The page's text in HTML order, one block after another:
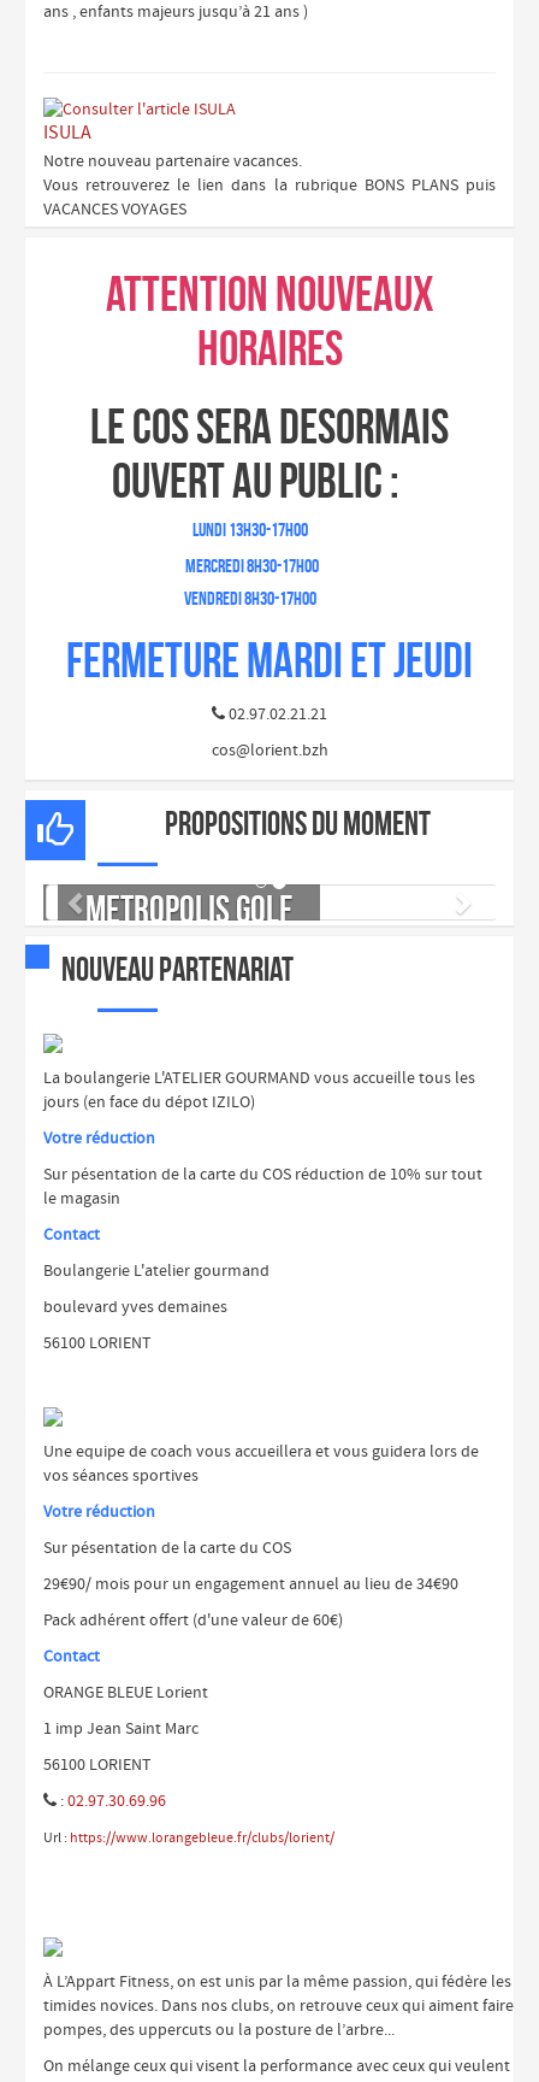
ans , enfants majeurs jusqu’à 21 ans )
ISULA
Notre nouveau partenaire vacances.
Vous retrouverez le lien dans la rubrique BONS PLANS puis
VACANCES VOYAGES
ATTENTION NOUVEAUX
horaireS
Le cos sera desormais
ouvert au public :
LUNDI 13h30-17h00
MERCREDI 8h30-17h00
VENDREDI 8h30-17h00
FERMETURE MARDI ET JEUDI
 02.97.02.21.21
cos@lorient.bzh
propositions du moment
METROPOLIS GOLF
En savoir plus
NOUVEAU PARTENARIAT
La boulangerie L'ATELIER GOURMAND vous accueille tous les
jours (en face du dépot IZILO)
Votre réduction
Sur pésentation de la carte du COS réduction de 10% sur tout
le magasin
Contact
Boulangerie L'atelier gourmand
boulevard yves demaines
56100 LORIENT
Une equipe de coach vous accueillera et vous guidera lors de
vos séances sportives
Votre réduction
Sur pésentation de la carte du COS
29€90/ mois pour un engagement annuel au lieu de 34€90
Pack adhérent offert (d'une valeur de 60€)
Contact
ORANGE BLEUE Lorient
1 imp Jean Saint Marc
56100 LORIENT
 :02.97.30.69.96
Url : https://www.lorangebleue.fr/clubs/lorient/
À L’Appart Fitness, on est unis par la même passion, qui fédère les
timides novices. Dans nos clubs, on retrouve ceux qui aiment faire
pompes, des uppercuts ou la posture de l’arbre...
On mélange ceux qui visent la performance avec ceux qui veulent